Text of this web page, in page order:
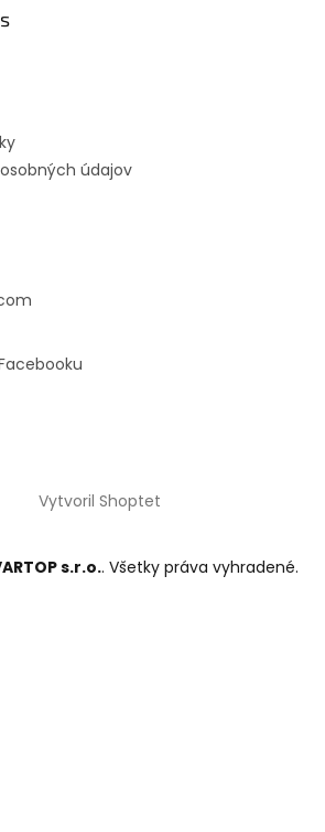
údajov
Vytvoril Shoptet
s.r.o.. Všetky práva vyhradené.